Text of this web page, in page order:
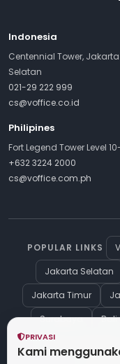
Indonesia
Centennial Tower, Jakarta
Selatan
021-29 222 999
cs@voffice.co.id
Philipines
Fort Legend Tower Level
+632 3224 2000
cs@voffice.com.ph
POPULAR LINKS
Jakarta Selatan
Jakarta Timur
Surabaya
Bali
Company
PRIVASI
Kami